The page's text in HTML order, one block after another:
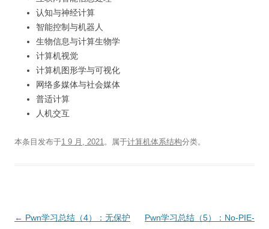
认知与神经计算
智能控制与机器人
生物信息与计算生物学
计算机视觉
计算机图形学与可视化
网络多媒体与社会媒体
普适计算
人机交互
本条目发布于1 9 月, 2021。属于计算机体系结构分类。
文
← Pwn学习总结（4）：无保护
Pwn学习总结（5）：No-PIE-